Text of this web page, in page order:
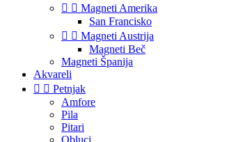
  Magneti Amerika
San Francisko
  Magneti Austrija
Magneti Beč
Magneti Španija
Akvareli
  Petnjak
Amfore
Pila
Pitari
Obluci